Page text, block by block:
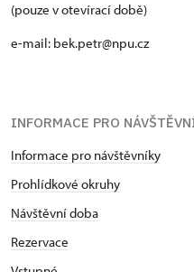
(pouze v otevírací době)
e-mail: bek.petr@npu.cz
INFORMACE PRO
Informace pro návštěvníky
Prohlídkové okruhy
Návštěvní doba
Rezervace